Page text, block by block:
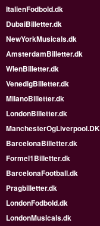
ItalienFodbold.dk
DubaiBilletter.dk
NewYorkMusicals.dk
AmsterdamBilletter.dk
WienBilletter.dk
VenedigBilletter.dk
MilanoBilletter.dk
LondonBilletter.dk
ManchesterOgLiverpool.DK
BarcelonaBilletter.dk
Formel1Billetter.dk
BarcelonaFootball.dk
Pragbilletter.dk
LondonFodbold.dk
LondonMusicals.dk